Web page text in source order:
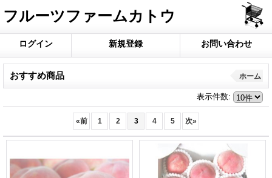
フルーツファームカトウ
ログイン 新規登録 お問い合わせ
おすすめ商品 ホーム
表示件数:
«前 1 2 3 4 5 次»